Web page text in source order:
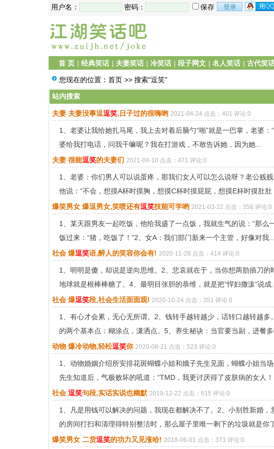
用户名： 密码： 保存
首 页 | 经典笑话 | 夫妻笑话 | 冷笑话 | 段子网文 | 名人笑话 | 古代笑
您现在的位置： 首页 >> 搜索"逗笑"
站内搜索
夫妻 夫妻没事逗逗笑,日子过的很嗨哟 2021-04-24 点击：401 评论:0
1、老婆让我给她扎马尾，我上去对着后脑勺“啪”就是一巴掌，老婆
婆给我打电话，问我干嘛呢？我在打游戏，不敢告诉她，因为她...
夫妻 很能逗笑的夫妻们 2021-04-10 点击：471 评论:0
1、老婆：你们男人可以说蛋疼，那我们女人可以怎么说呀？老公贱
他说：“不会，想摸A杯时摸胸，想摸C杯时摸屁屁，想摸E杯时摸肚肚
爆笑男女 爆逗男女,笑喷还有逗笑技能可学哟 2021-03-22 点击：356 评论:0
1、某天跟男友一起吃饭，他给我盛了一点饭，我就生气的说：“那
饭过来：“猪，吃饭了！”2、女A：我们部门新来一个主管，好像对我...
社会 爆逗笑语,醉人的笑容你会有! 2020-11-28 点击：414 评论:0
1、明明是傻，却说是逆向思维。2、悲哀就在于，当你想两肋插刀
地球就是根棒棒糖了。4、最明目张胆的恭维，就是把“悍妇撒泼”说成...
社会 爆逗笑段,社会生活面面观! 2020-10-24 点击：351 评论:0
1、有心才会累，无心无所谓。2、钱转手越转越少，话转口越转越
的两个基本点：糊涂点，潇洒点。5、养生秘诀：当官要当副，进餐多
动物 爆冷动物,轻松逗笑你 2020-08-21 点击：523 评论:0
1、动物婚姻介绍所安排花斑蝴蝶小姐和娥子先生见面，蝴蝶小姐当
先生知道后，气极败坏的吼道：“TMD，我更讨厌得了皮肤病的女人！
社会 逗笑句段,实话实说也幽默 2019-12-22 点击：615 评论:0
1、凡是用钱可以解决的问题，我现在都解决不了。2、小别胜新婚
的房间打扫和清理得特别整洁时，那么屋子里唯一剩下的垃圾就是你
爆笑男女 二货逗笑的功力又见涨哈! 2018-06-01 点击：373 评论:0